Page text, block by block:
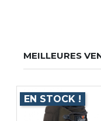
MEILLEURES
EN STOCK !